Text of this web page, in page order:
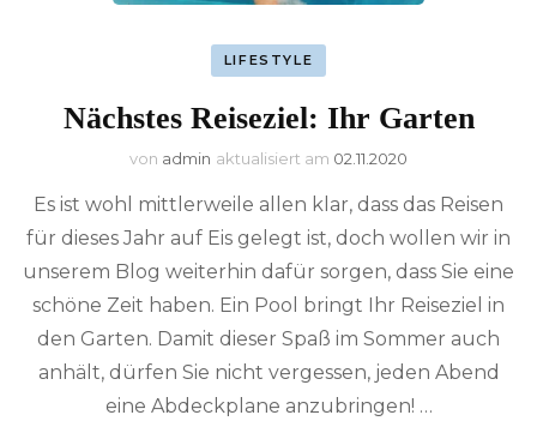
LIFESTYLE
Nächstes Reiseziel: Ihr Garten
von admin aktualisiert am 02.11.2020
Es ist wohl mittlerweile allen klar, dass das Reisen
für dieses Jahr auf Eis gelegt ist, doch wollen wir in
unserem Blog weiterhin dafür sorgen, dass Sie eine
schöne Zeit haben. Ein Pool bringt Ihr Reiseziel in
den Garten. Damit dieser Spaß im Sommer auch
anhält, dürfen Sie nicht vergessen, jeden Abend
eine Abdeckplane anzubringen! …